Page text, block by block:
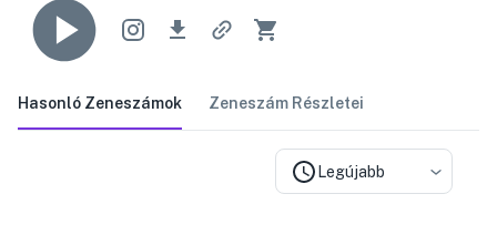
Hasonló Zeneszámok Zeneszám Részletei
Legújabb